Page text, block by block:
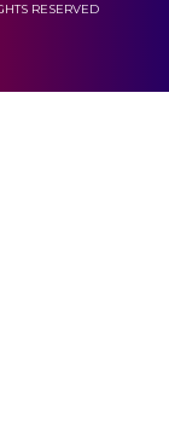
RESERVED